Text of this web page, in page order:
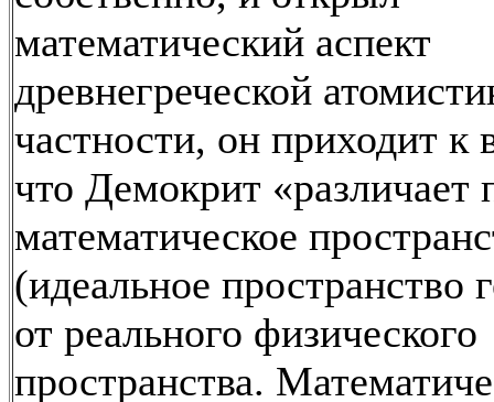
математический аспект
древнегреческой
частности, он приходит к
что Демокрит «различает
математическое
(идеальное пространство
от реального физического
пространства.